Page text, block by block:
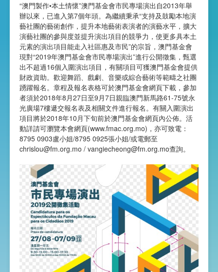
“澳門製作•本土情懷”澳門基金會市民專場演出自2013年舉
辦以來，已進入第7個年頭。為繼續秉承“支持及鼓勵本地演
藝社團的藝術創作，提升本地藝術表演者的演藝水平，擴大
演藝社團的參與度並提升演出項目的競爭力，使更多具本土
元素的演出項目能走入社區惠及市民”的宗旨，澳門基金會
現對“2019年澳門基金會市民專場演出”進行公開徵集，甄選
出不超過16個入圍演出項目，有關項目可獲澳門基金會提供
財政資助。歡迎舞蹈、戲劇、音樂或綜合藝術等範疇之社團
踴躍報名。章程及報名表格可於澳門基金會網頁下載，參加
者須於2018年8月27日至9月7日親臨澳門新馬路61-75號永
光廣場7樓遞交報名表及相關文件進行報名。有關入圍演出
項目將於2018年10月下旬前於澳門基金會網頁內公佈。活
動詳請可瀏覽本會網頁(www.fmac.org.mo)，亦可致電：
8795 0903盧小姐/8795 0925張小姐/或電郵至
chrislou@fm.org.mo / vangiecheong@fm.org.mo查詢。